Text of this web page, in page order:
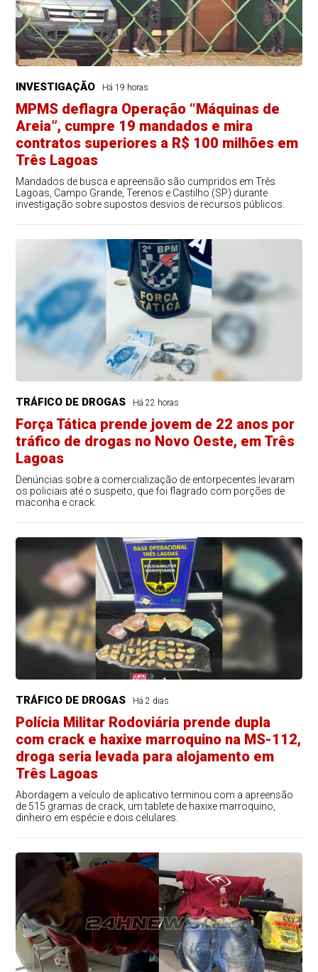
INVESTIGAÇÃO Há 19 horas
MPMS deflagra Operação “Máquinas de
Areia”, cumpre 19 mandados e mira
contratos superiores a R$ 100 milhões em
Três Lagoas
Mandados de busca e apreensão são cumpridos em Três
Lagoas, Campo Grande, Terenos e Castilho (SP) durante
investigação sobre supostos desvios de recursos públicos.
TRÁFICO DE DROGAS Há 22 horas
Força Tática prende jovem de 22 anos por
tráfico de drogas no Novo Oeste, em Três
Lagoas
Denúncias sobre a comercialização de entorpecentes levaram
os policiais até o suspeito, que foi flagrado com porções de
maconha e crack.
TRÁFICO DE DROGAS Há 2 dias
Polícia Militar Rodoviária prende dupla
com crack e haxixe marroquino na MS-112,
droga seria levada para alojamento em
Três Lagoas
Abordagem a veículo de aplicativo terminou com a apreensão
de 515 gramas de crack, um tablete de haxixe marroquino,
dinheiro em espécie e dois celulares.